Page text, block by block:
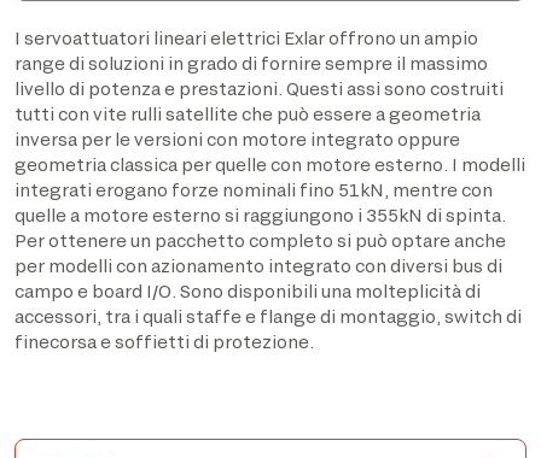
I servoattuatori lineari elettrici Exlar offrono un ampio
range di soluzioni in grado di fornire sempre il massimo
livello di potenza e prestazioni. Questi assi sono costruiti
tutti con vite rulli satellite che può essere a geometria
inversa per le versioni con motore integrato oppure
geometria classica per quelle con motore esterno. I modelli
integrati erogano forze nominali fino 51kN, mentre con
quelle a motore esterno si raggiungono i 355kN di spinta.
Per ottenere un pacchetto completo si può optare anche
per modelli con azionamento integrato con diversi bus di
campo e board I/O. Sono disponibili una molteplicità di
accessori, tra i quali staffe e flange di montaggio, switch di
finecorsa e soffietti di protezione.